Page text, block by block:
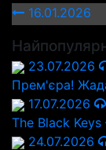
16.01.2026
23.07.2026
Прем'єра!
17.07.2026
The Black
24.07.2026